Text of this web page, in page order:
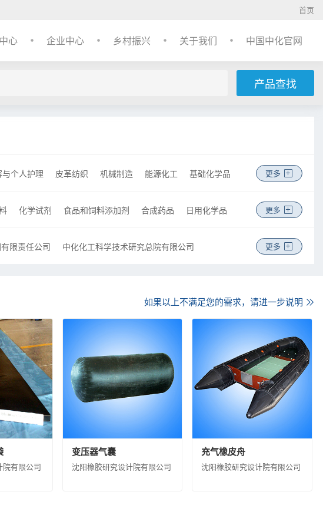
首页
心 企业中心 乡村振兴 关于我们 中国中化官网
产品查找
与个人护理 皮革纺织 机械制造 能源化工
基础化学品
更多
化学试剂 食品和饲料添加剂 合成药品
日用化学品
更多
限责任公司
中化化工科学技术研究总院有限公司
黎明化工研究设计院有限责任公司
公司 昊华宇航化工有限责任公司
黑龙江昊华化工有限公司
院有限公司
西南化工研究设计院有限公司
广西蓝星大华化工有限责任公司
胶工业研究设计院有限公司
限公司 广州合成材料研究院有限公司
石化销售有限公司
中化石油销售有限公司
农业技术有限公司
中蓝长化工程科技有限公司
北京蓝星清洗有限公司
技有限公司
中化环信环境工程（上海）有限公司
更多
如果以上不满足您的需求，请进一步说明
院有限公司
变压器气囊
沈阳橡胶研究设计院有限公司
充气橡皮舟
沈阳橡胶研究设计院有限公司